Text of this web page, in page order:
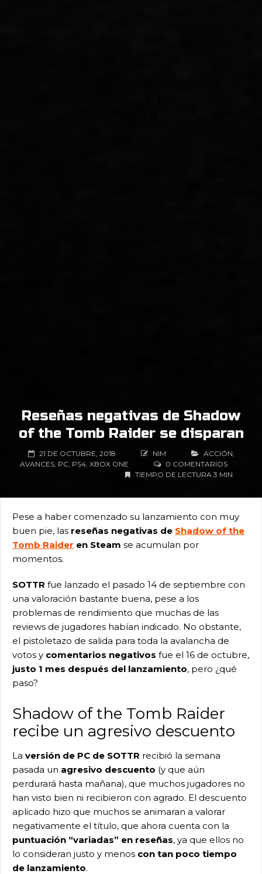
Reseñas negativas de Shadow
of the Tomb Raider se disparan
21 DE OCTUBRE, 2018 NIM ACCIÓN,
AVANCES, PC, PS4, XBOX ONE
TIEMPO DE LECTURA 3 MIN
0 COMENTARIOS
Pese a haber comenzado su lanzamiento con muy
buen pie, las reseñas negativas de Shadow of the
Tomb Raider en Steam se acumulan por
momentos.
SOTTR fue lanzado el pasado 14 de septiembre con
una valoración bastante buena, pese a los
problemas de rendimiento que muchas de las
reviews de jugadores habían indicado. No obstante,
el pistoletazo de salida para toda la avalancha de
votos y comentarios negativos fue el 16 de octubre,
justo 1 mes después del lanzamiento, pero ¿qué
paso?
Shadow of the Tomb Raider
recibe un agresivo descuento
La versión de PC de SOTTR recibió la semana
pasada un agresivo descuento (y que aún
perdurará hasta mañana), que muchos jugadores no
han visto bien ni recibieron con agrado. El descuento
aplicado hizo que muchos se animaran a valorar
negativamente el título, que ahora cuenta con la
puntuación “variadas” en reseñas, ya que ellos no
lo consideran justo y menos con tan poco tiempo
de lanzamiento.